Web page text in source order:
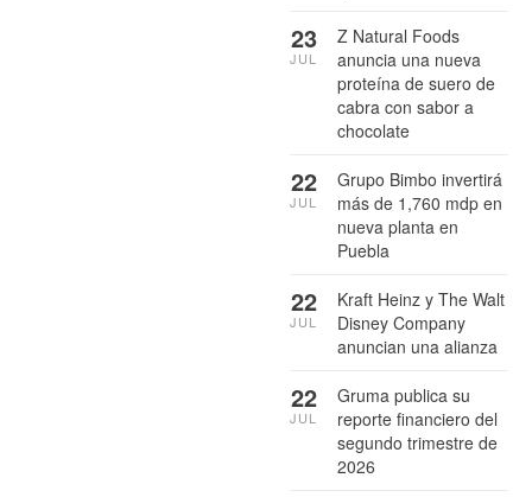
Z Natural Foods
anuncia una nueva
proteína de suero de
cabra con sabor a
chocolate
23
JUL
Grupo Bimbo invertirá
más de 1,760 mdp en
nueva planta en
Puebla
22
JUL
Kraft Heinz y The Walt
Disney Company
anuncian una alianza
22
JUL
Gruma publica su
reporte financiero del
segundo trimestre de
2026
22
JUL